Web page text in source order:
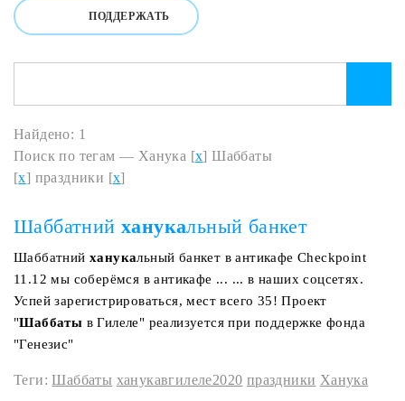
ПОДДЕРЖАТЬ
Найдено: 1
Поиск по тегам — Ханука [x] Шаббаты
[x] праздники [x]
Шаббатний ханукальный банкет
Шаббатний ханукальный банкет в антикафе Checkpoint
11.12 мы соберёмся в антикафе ... ... в наших соцсетях.
Успей зарегистрироваться, мест всего 35! Проект
"Шаббаты в Гилеле" реализуется при поддержке фонда
"Генезис"
Теги:Шаббаты ханукавгилеле2020 праздники Ханука